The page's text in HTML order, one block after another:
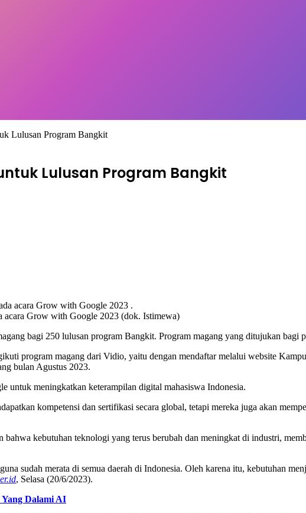
Lulusan Program Bangkit
Lulusan Program Bangkit
Grow with Google 2023 (dok. Istimewa)
bagi 250 lulusan program Bangkit. Program magang yang ditujukan bagi
program magang dari Vidio, yaitu dengan mendaftar melalui website
bulan Agustus 2023.
meningkatkan keterampilan digital mahasiswa Indonesia.
kompetensi dan sertifikasi secara global, tetapi mereka juga akan
kebutuhan teknologi yang terus berubah dan meningkat di industri,
sudah merata di semua daerah di Indonesia. Oleh karena itu, kebutuhan
, Selasa (20/6/2023).
Dalami AI